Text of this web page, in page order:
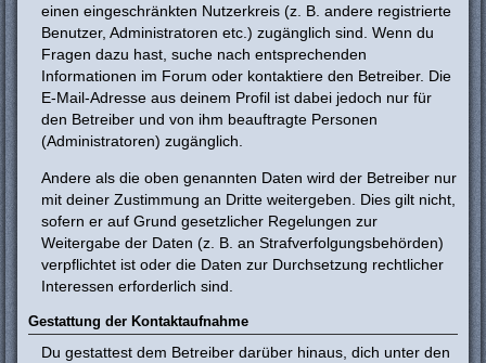
einen eingeschränkten Nutzerkreis (z. B. andere registrierte
Benutzer, Administratoren etc.) zugänglich sind. Wenn du
Fragen dazu hast, suche nach entsprechenden
Informationen im Forum oder kontaktiere den Betreiber. Die
E-Mail-Adresse aus deinem Profil ist dabei jedoch nur für
den Betreiber und von ihm beauftragte Personen
(Administratoren) zugänglich.
Andere als die oben genannten Daten wird der Betreiber nur
mit deiner Zustimmung an Dritte weitergeben. Dies gilt nicht,
sofern er auf Grund gesetzlicher Regelungen zur
Weitergabe der Daten (z. B. an Strafverfolgungsbehörden)
verpflichtet ist oder die Daten zur Durchsetzung rechtlicher
Interessen erforderlich sind.
Gestattung der Kontaktaufnahme
Du gestattest dem Betreiber darüber hinaus, dich unter den